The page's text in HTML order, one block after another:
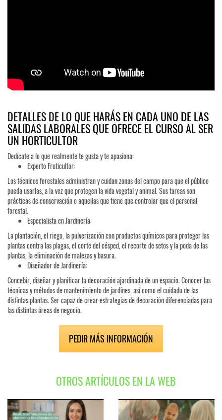
DETALLES DE LO QUE HARÁS EN CADA UNO DE LAS
SALIDAS LABORALES QUE OFRECE EL CURSO AL SER
UN HORTICULTOR
Dedícate a lo que realmente te gusta y te apasiona:
Experto Fruticultor:
Los técnicos forestales administran y cuidan zonas del campo para que el público
pueda usarlas, a la vez que protegen la vida vegetal y animal. Sus tareas son
prácticas de conservación o aquellas que tiene que controlar que el personal
forestal.
Especialista en Jardinería:
La plantación, el riego, la pulverización con productos químicos para proteger las
plantas contra las plagas, el corte del césped, el recorte de setos y la poda de las
plantas, la eliminación de malezas y basura.
Diseñador de Jardinería:
Concebir, diseñar y planificar la decoración ajardinada de un espacio. Conocer las
técnicas y métodos de mantenimiento de jardines, así como el cuidado de las
distintas plantas. Ser capaz de crear estrategias de decoración diferenciadas para
las distintas áreas de negocio.
PEDIR MÁS INFORMACIÓN
OTROS ARTÍCULOS EN LA WEB